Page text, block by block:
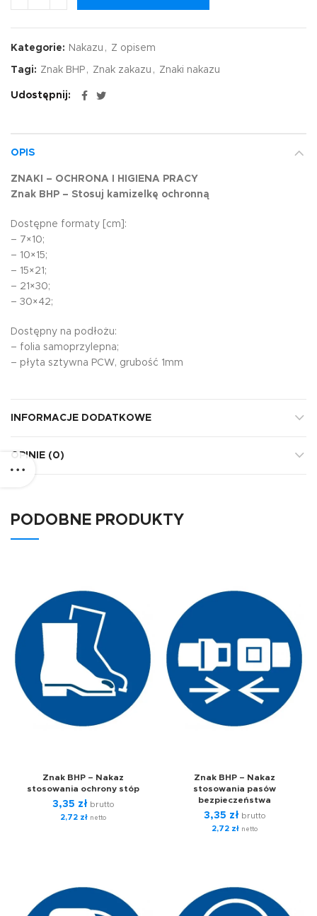
Kategorie: Nakazu , Z opisem
Tagi: Znak BHP , Znak zakazu , Znaki nakazu
Udostępnij
OPIS
ZNAKI – OCHRONA I HIGIENA PRACY
Znak BHP – Stosuj kamizelkę ochronną
Dostępne formaty [cm]:
– 7×10;
– 10×15;
– 15×21;
– 21×30;
– 30×42;
Dostępny na podłożu:
– folia samoprzylepna;
– płyta sztywna PCW, grubość 1mm
INFORMACJE DODATKOWE
OPINIE (0)
PODOBNE PRODUKTY
Znak BHP – Nakaz
stosowania ochrony stóp
3,35 zł brutto
2,72 złnetto
Znak BHP – Nakaz
stosowania pasów
bezpieczeństwa
3,35 zł brutto
2,72 złnetto